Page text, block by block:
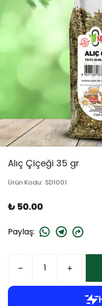
Alıç Çiçeği 35 gr
Ürün Kodu: SD1001
₺ 50.00
Paylaş: